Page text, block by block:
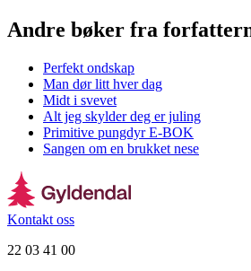
Andre bøker fra
Perfekt ondskap
Man dør litt hver dag
Midt i svevet
Alt jeg skylder deg er juling
Primitive pungdyr E-BOK
Sangen om en brukket nese
Kontakt oss
22 03 41 00